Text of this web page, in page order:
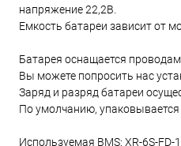
напряжение 22,2В.
Емкость батареи зависит от
Батарея оснащается
Вы можете попросить нас
Заряд и разряд батареи
По умолчанию, упаковывается
Используемая BMS: XR-6S-FD-